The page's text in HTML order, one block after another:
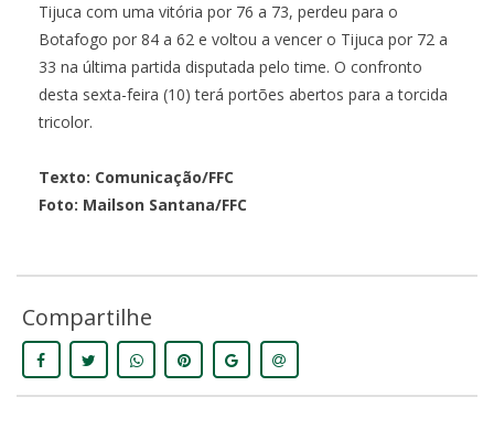
Tijuca com uma vitória por 76 a 73, perdeu para o
Botafogo por 84 a 62 e voltou a vencer o Tijuca por 72 a
33 na última partida disputada pelo time. O confronto
desta sexta-feira (10) terá portões abertos para a torcida
tricolor.
Texto: Comunicação/FFC
Foto: Mailson Santana/FFC
Compartilhe